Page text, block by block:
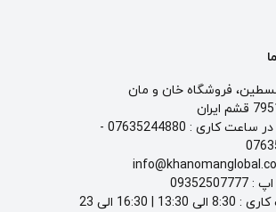
فروشگاه خان و مان
ایران
ساعت کاری : 07635244880
-
:
09352507777
: 8:30 الی 13:30 | 16:30 الی 23